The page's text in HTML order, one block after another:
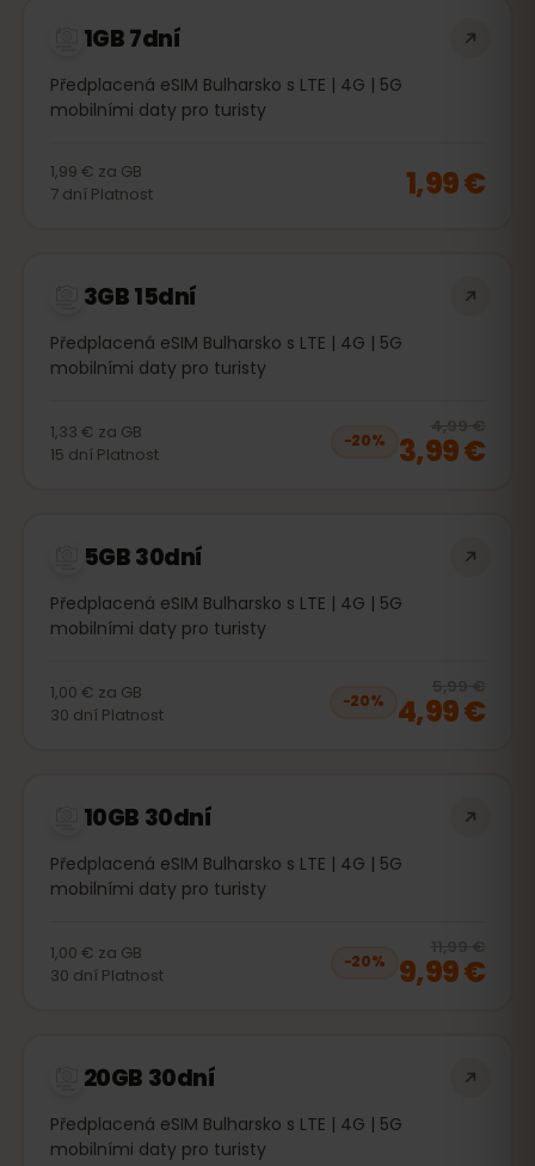
1GB 7dní
Předplacená eSIM Bulharsko s LTE | 4G | 5G
mobilními daty pro turisty
1,99 € za GB
7 dní Platnost 1,99 €
3GB 15dní
Předplacená eSIM Bulharsko s LTE | 4G | 5G
mobilními daty pro turisty
1,33 € za GB
15 dní Platnost
−20%
4,99 €
3,99 €
5GB 30dní
Předplacená eSIM Bulharsko s LTE | 4G | 5G
mobilními daty pro turisty
1,00 € za GB
30 dní Platnost
−20%
5,99 €
4,99 €
10GB 30dní
Předplacená eSIM Bulharsko s LTE | 4G | 5G
mobilními daty pro turisty
1,00 € za GB
30 dní Platnost
−20%
11,99 €
9,99 €
20GB 30dní
Předplacená eSIM Bulharsko s LTE | 4G | 5G
mobilními daty pro turisty